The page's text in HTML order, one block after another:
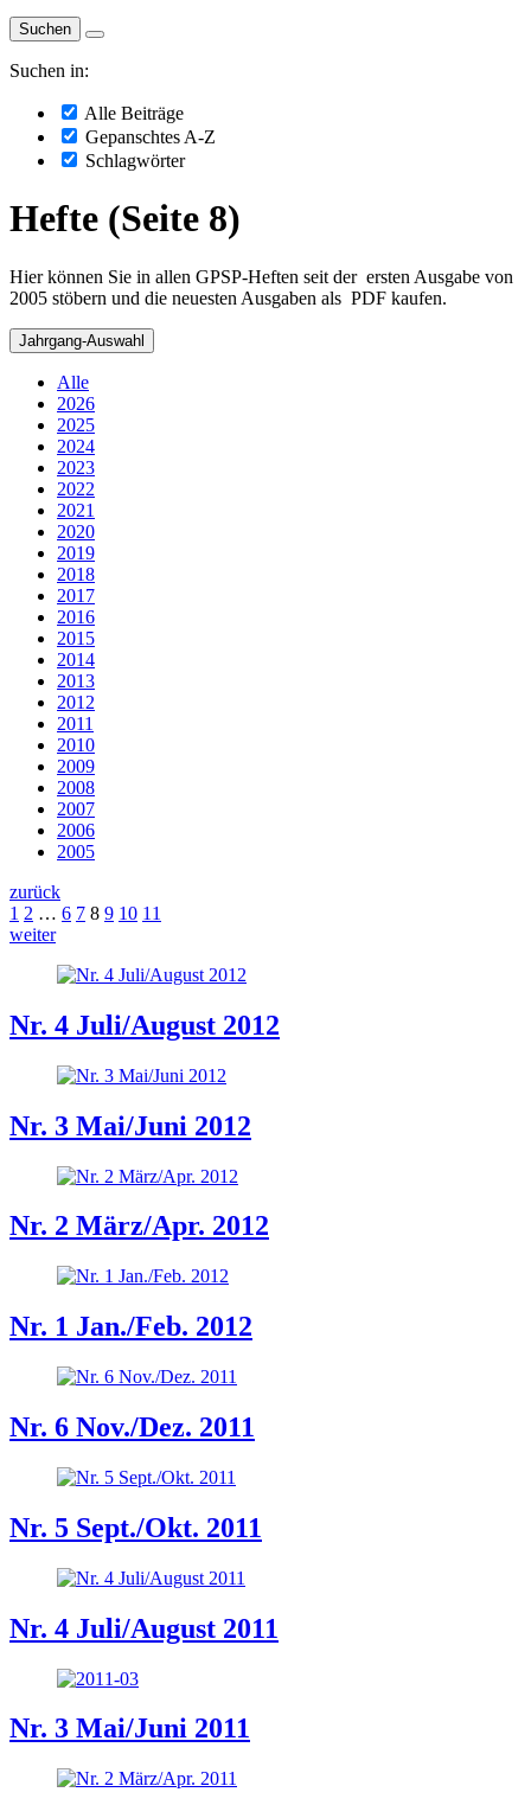
Suchen in:
Alle Beiträge
Gepanschtes A-Z
Schlagwörter
Hefte (Seite 8)
Hier können Sie in allen GPSP-Heften seit der ersten Ausgabe von
2005 stöbern und die neuesten Ausgaben als PDF kaufen.
Jahrgang-Auswahl
Alle
2026
2025
2024
2023
2022
2021
2020
2019
2018
2017
2016
2015
2014
2013
2012
2011
2010
2009
2008
2007
2006
2005
zurück
1 2 … 6 7 8 9 10 11
weiter
Nr. 4 Juli/August 2012
Nr. 3 Mai/Juni 2012
Nr. 2 März/Apr. 2012
Nr. 1 Jan./Feb. 2012
Nr. 6 Nov./Dez. 2011
Nr. 5 Sept./Okt. 2011
Nr. 4 Juli/August 2011
Nr. 3 Mai/Juni 2011